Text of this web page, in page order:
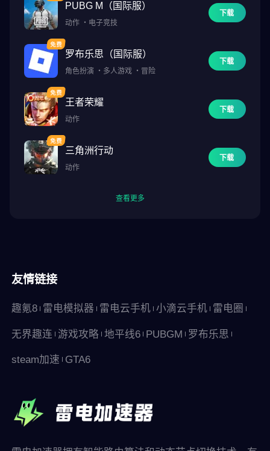
PUBG M（国际服）
动作 ・ 电子竞技
下载
罗布乐思（国际服）
角色扮演 ・ 多人游戏 ・ 冒险
下载
王者荣耀
动作
下载
三角洲行动
动作
下载
查看更多
友情链接
趣氪8 雷电模拟器 雷电云手机 小滴云手机 雷电圈
无界趣连 游戏攻略 地平线6 PUBGM 罗布乐思
steam加速 GTA6